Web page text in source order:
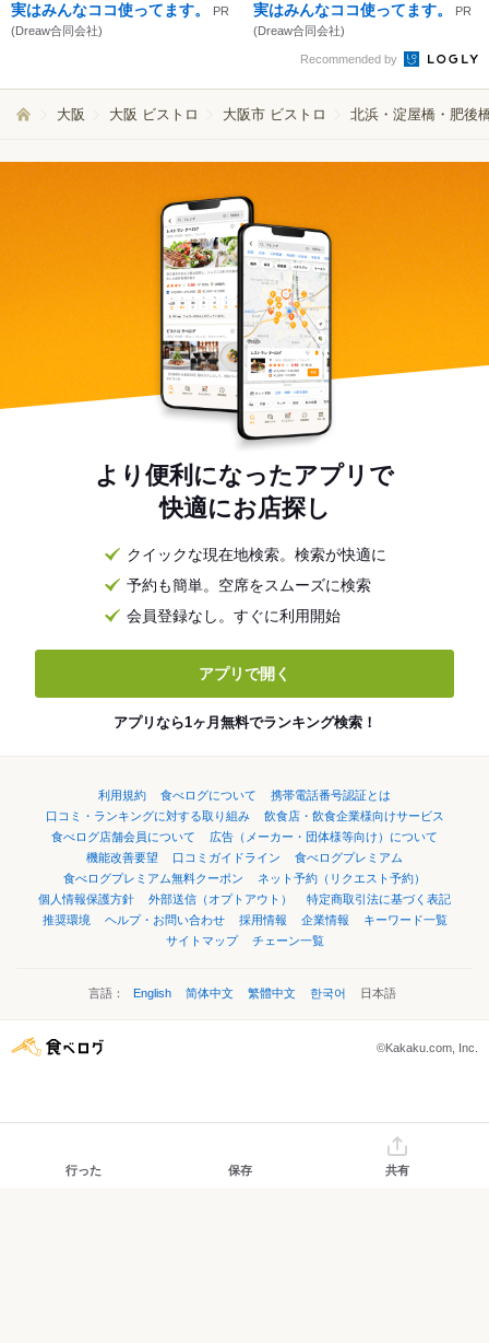
実はみんなココ使ってます。
PR
(Dreaw合同会社)
実はみんなココ使ってます。
PR
(Dreaw合同会社)
Recommended by
大阪 大阪 ビストロ 大阪市 ビストロ 北浜・淀屋橋・肥後
より便利になったアプリで
快適にお店探し
クイックな現在地検索。検索が快適に
予約も簡単。空席をスムーズに検索
会員登録なし。すぐに利用開始
アプリで開く
アプリなら1ヶ月無料でランキング検索！
利用規約 食べログについて
携帯電話番号認証とは
口コミ・ランキングに対する取り組み
飲食店・飲食企業様向けサービス
食べログ店舗会員について
広告（メーカー・団体様等向け）について
機能改善要望
口コミガイドライン
食べログプレミアム
食べログプレミアム無料クーポン
ネット予約（リクエスト予約）
個人情報保護方針
外部送信（オプトアウト）
特定商取引法に基づく表記
推奨環境
ヘルプ・お問い合わせ 採用情報 企業情報
キーワード一覧
サイトマップ
チェーン一覧
言語： English 简体中文 繁體中文 한국어 日本語
©Kakaku.com, Inc.
行った 保存 共有